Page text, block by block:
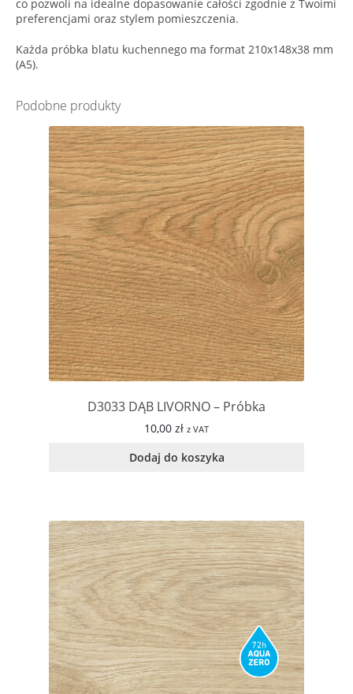
co pozwoli na idealne dopasowanie całości zgodnie z Twoimi
preferencjami oraz stylem pomieszczenia.
Każda próbka blatu kuchennego ma format 210x148x38 mm
(A5).
Podobne produkty
D3033 DĄB LIVORNO – Próbka
10,00 zł z VAT
Dodaj do koszyka